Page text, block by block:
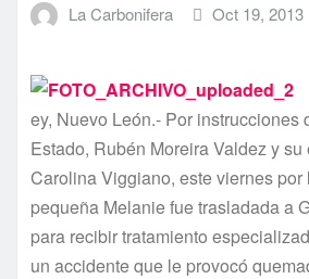
La Carbonifera Oct 19, 2013
ey, Nuevo León.- Por instrucciones
Estado, Rubén Moreira Valdez y su
Carolina Viggiano, este viernes por
pequeña Melanie fue trasladada a
para recibir tratamiento
un accidente que le provocó